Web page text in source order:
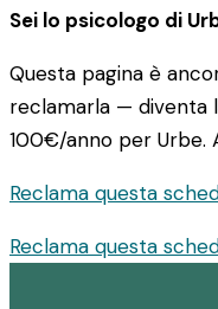
Sei lo psicologo di
Questa pagina è
reclamarla — diventa
100€/anno per Urbe.
Reclama questa
Reclama questa